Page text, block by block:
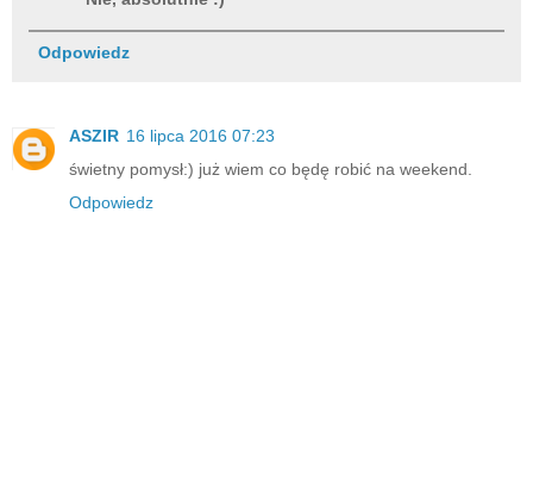
Odpowiedz
ASZIR 16 lipca 2016 07:23
świetny pomysł:) już wiem co będę robić na weekend.
Odpowiedz